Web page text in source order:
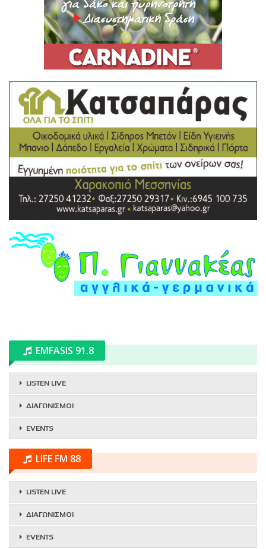
EMFASIS 91.8
LISTEN LIVE
ΔΙΑΓΩΝΙΣΜΟΙ
EVENTS
LIFE FM 88
LISTEN LIVE
ΔΙΑΓΩΝΙΣΜΟΙ
EVENTS